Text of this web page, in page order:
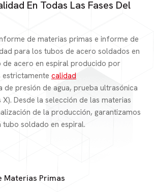
En Todas Las Fases Del
de materias primas e informe de
para los tubos de acero soldados en
de acero en espiral producido por
calidad
de presión de agua, prueba ultrasónica
Desde la selección de las materias
de la producción, garantizamos
soldado en espiral.
Materias Primas